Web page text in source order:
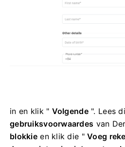
in en klik " Volgende". Lees
gebruiksvoorwaardes van
blokkieen klik die "Voeg